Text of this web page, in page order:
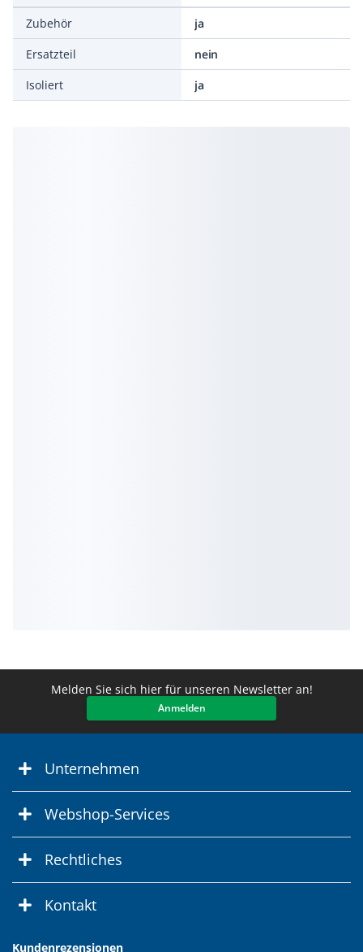
Zubehör
ja
Ersatzteil
nein
Isoliert
ja
Melden Sie sich hier für unseren Newsletter an!
Anmelden
Unternehmen
Webshop-Services
Rechtliches
Kontakt
Kundenrezensionen